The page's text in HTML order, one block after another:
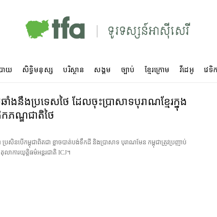
ាយ សិទ្ធិមនុស្ស បរិស្ថាន សង្គម ច្បាប់ ខ្មែរក្រោម វីដេអូ វេទិ
ឆាំង​នឹង​ប្រទេស​ថៃ ដែល​ចុះ​ប្រាសាទ​បុរាណ​ខ្មែរ​ក្នុង​
ភណ្ឌ​ជាតិ​ថៃ
ប្រសិនបើ​កម្ពុជា​ពិតជា ខ្លាច​បាត់បង់​ទឹកដី និង​ប្រាសាទ បុរាណ​មែន កម្ពុជា​ត្រូវ​ប្រញាប់​
លាការ​យុត្តិធម៌​អន្តរជាតិ ICJ។